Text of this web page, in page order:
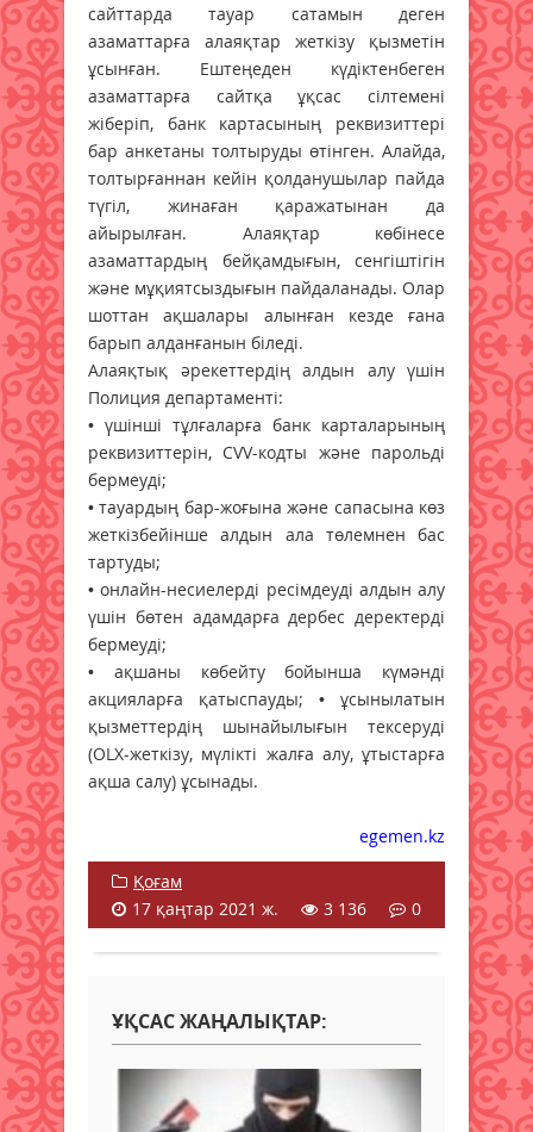
сайттарда тауар сатамын деген
азаматтарға алаяқтар жеткізу қызметін
ұсынған. Ештеңеден күдіктенбеген
азаматтарға сайтқа ұқсас сілтемені
жіберіп, банк картасының реквизиттері
бар анкетаны толтыруды өтінген. Алайда,
толтырғаннан кейін қолданушылар пайда
түгіл, жинаған қаражатынан да
айырылған. Алаяқтар көбінесе
азаматтардың бейқамдығын, сенгіштігін
және мұқиятсыздығын пайдаланады. Олар
шоттан ақшалары алынған кезде ғана
барып алданғанын біледі.
Алаяқтық әрекеттердің алдын алу үшін
Полиция департаменті:
• үшінші тұлғаларға банк карталарының
реквизиттерін, CVV-кодты және парольді
бермеуді;
• тауардың бар-жоғына және сапасына көз
жеткізбейінше алдын ала төлемнен бас
тартуды;
• онлайн-несиелерді ресімдеуді алдын алу
үшін бөтен адамдарға дербес деректерді
бермеуді;
• ақшаны көбейту бойынша күмәнді
акцияларға қатыспауды; • ұсынылатын
қызметтердің шынайылығын тексеруді
(OLX-жеткізу, мүлікті жалға алу, ұтыстарға
ақша салу) ұсынады.
egemen.kz
Қоғам
17 қаңтар 2021 ж.
3 136 0
ҰҚСАС ЖАҢАЛЫҚТАР: